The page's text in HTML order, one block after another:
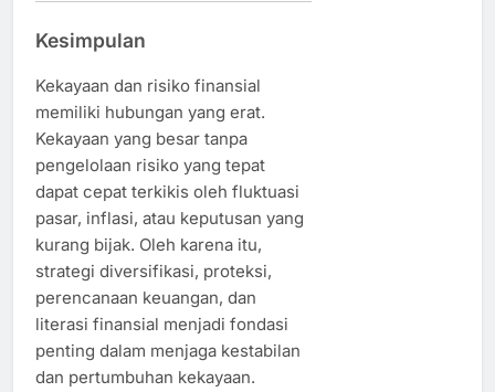
Kesimpulan
Kekayaan dan risiko finansial
memiliki hubungan yang erat.
Kekayaan yang besar tanpa
pengelolaan risiko yang tepat
dapat cepat terkikis oleh fluktuasi
pasar, inflasi, atau keputusan yang
kurang bijak. Oleh karena itu,
strategi diversifikasi, proteksi,
perencanaan keuangan, dan
literasi finansial menjadi fondasi
penting dalam menjaga kestabilan
dan pertumbuhan kekayaan.